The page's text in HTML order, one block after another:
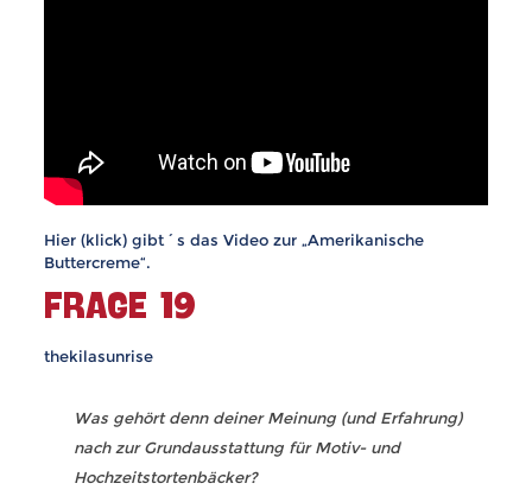
Hier (klick) gibt´s das Video zur „Amerikanische
Buttercreme“.
FRAGE 19
thekilasunrise
Was gehört denn deiner Meinung (und Erfahrung)
nach zur Grundausstattung für Motiv- und
Hochzeitstortenbäcker?